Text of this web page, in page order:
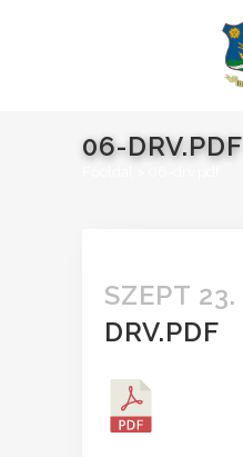
06-DRV.PDF
SZEPT 23.
DRV.PDF